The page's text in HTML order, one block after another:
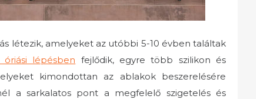
létezik, amelyeket az utóbbi 5-10 évben találtak
lépésben fejlődik, egyre több szilikon és
kimondottan az ablakok beszerelésére
a sarkalatos pont a megfelelő szigetelés és